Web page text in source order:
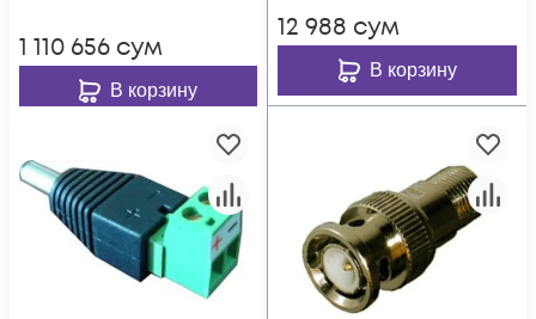
1 110 656 сум
В корзину
12 988 сум
В корзину